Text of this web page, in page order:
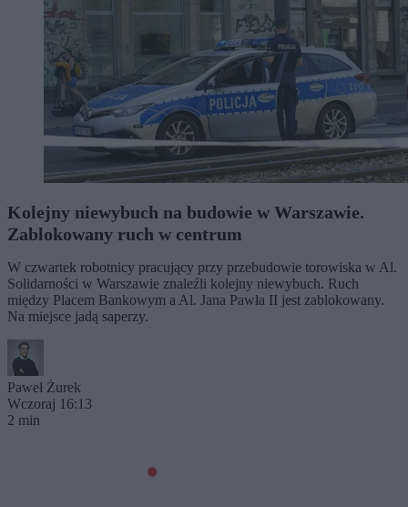
Kolejny niewybuch na budowie w Warszawie.
Zablokowany ruch w centrum
W czwartek robotnicy pracujący przy przebudowie torowiska w Al.
Solidarności w Warszawie znaleźli kolejny niewybuch. Ruch
między Placem Bankowym a Al. Jana Pawła II jest zablokowany.
Na miejsce jadą saperzy.
Paweł Żurek
Wczoraj 16:13
2 min